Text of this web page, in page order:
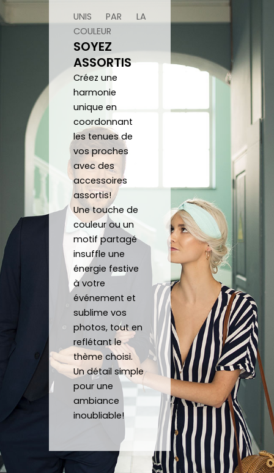
plaisir
papill
acce
ssoir
es de
qualit
é
conf
ectio
nnés
à
quelq
ues
kilom
ètres
de
chez
soi.
Je
reco
nde
beau
coup
à eux
encor
e!
UNIS PAR LA
COULEUR
SOYEZ
ASSORTIS
Créez une
harmonie
unique en
coordonnant
les tenues de
vos proches
avec des
accessoires
assortis!
Une touche de
couleur ou un
motif partagé
insuffle une
énergie festive
à votre
événement et
sublime vos
photos, tout en
reflétant le
thème choisi.
Un détail simple
pour une
ambiance
inoubliable!